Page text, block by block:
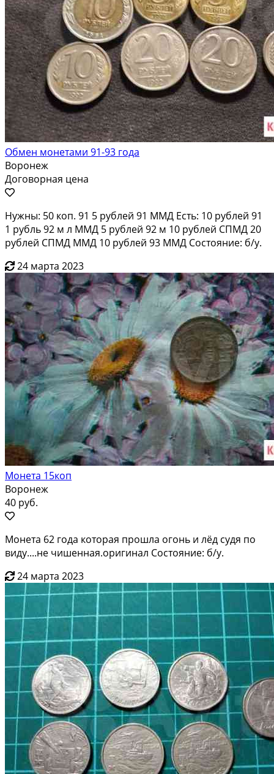
Обмен монетами 91-93 года
Воронеж
Договорная цена
Нужны: 50 коп. 91 5 рублей 91 ММД Есть: 10 рублей 91
1 рубль 92 м л ММД 5 рублей 92 м 10 рублей СПМД 20
рублей СПМД ММД 10 рублей 93 ММД Состояние: б/у.
24 марта 2023
Монета 15коп
Воронеж
40 руб.
Монета 62 года которая прошла огонь и лёд судя по
виду....не чишенная.оригинал Состояние: б/у.
24 марта 2023